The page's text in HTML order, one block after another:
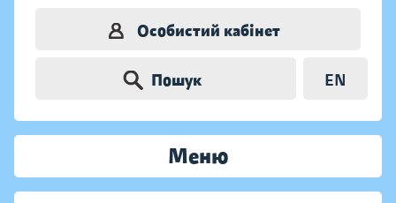
Особистий кабінет
Пошук EN
Меню